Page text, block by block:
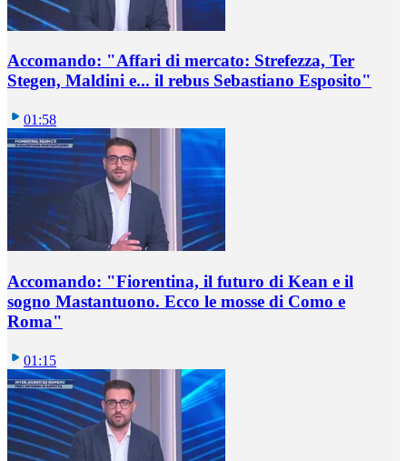
Accomando: "Affari di mercato: Strefezza, Ter
Stegen, Maldini e... il rebus Sebastiano Esposito"
01:58
Accomando: "Fiorentina, il futuro di Kean e il
sogno Mastantuono. Ecco le mosse di Como e
Roma"
01:15